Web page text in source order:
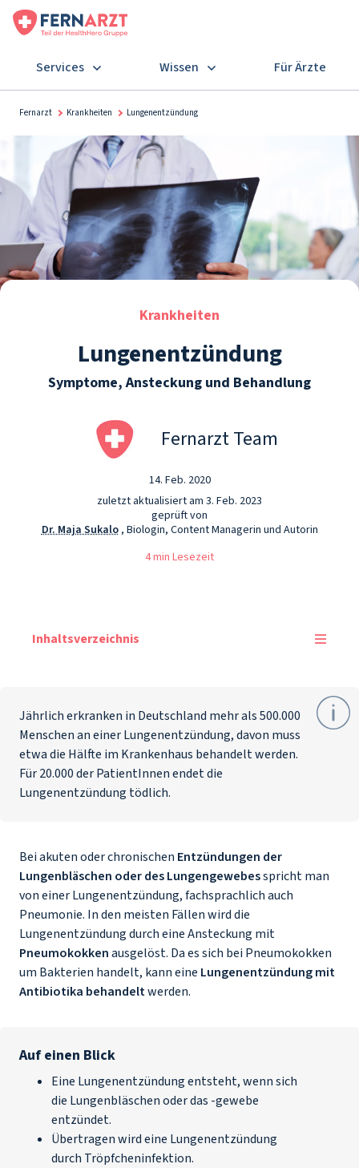
Services Wissen Für Ärzte
Fernarzt Krankheiten Lungenentzündung
Krankheiten
Lungenentzündung
Symptome, Ansteckung und Behandlung
Fernarzt Team
14. Feb. 2020
zuletzt aktualisiert am 3. Feb. 2023
geprüft von
Dr. Maja Sukalo, Biologin, Content Managerin und Autorin
4 min Lesezeit
Inhaltsverzeichnis
Jährlich erkranken in Deutschland mehr als 500.000
Menschen an einer Lungenentzündung, davon muss
etwa die Hälfte im Krankenhaus behandelt werden.
Für 20.000 der PatientInnen endet die
Lungenentzündung tödlich.
Bei akuten oder chronischen Entzündungen der
Lungenbläschen oder des Lungengewebesspricht man
von einer Lungenentzündung, fachsprachlich auch
Pneumonie. In den meisten Fällen wird die
Lungenentzündung durch eine Ansteckung mit
Pneumokokkenausgelöst. Da es sich bei Pneumokokken
um Bakterien handelt, kann eine Lungenentzündung mit
Antibiotika behandeltwerden.
Auf einen Blick
Eine Lungenentzündung entsteht, wenn sich
die Lungenbläschen oder das -gewebe
entzündet.
Übertragen wird eine Lungenentzündung
durch Tröpfcheninfektion.